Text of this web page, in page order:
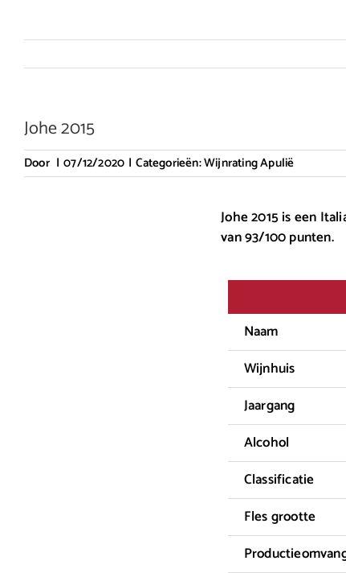
Johe 2015
Door | 07/12/2020 | Categorieën:Wijnrating Apulië
Johe 2015 is een
van 93/100 punten.
Naam
Wijnhuis
Jaargang
Alcohol
Classificatie
Fles grootte